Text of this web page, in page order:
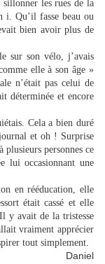
les rues de la
i. Qu’il fasse beau ou
bien avoir plus de
sur son vélo, j’avais
elle à son âge »
n’était pas celui de
déterminée et encore
Cela a bien duré
et oh ! Surprise
plusieurs personnes ce
lui occasionnant une
en rééducation, elle
était cassé et elle
y avait de la tristesse
vraiment apprécier
tout simplement
Daniel